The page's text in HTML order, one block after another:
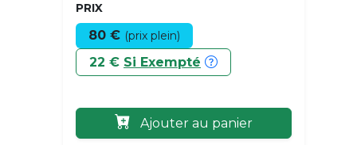
PRIX
80 € (prix plein)
22 € Si Exempté
Ajouter au panier